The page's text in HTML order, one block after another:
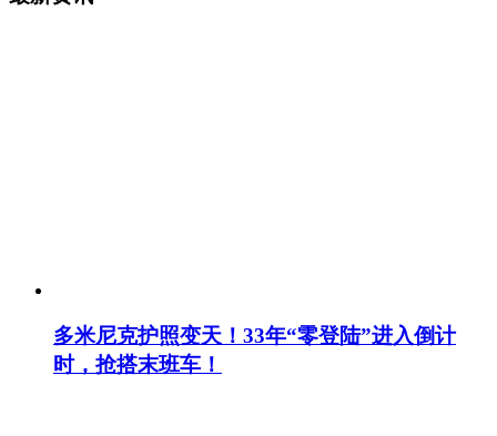
多米尼克护照变天！33年“零登陆”进入倒计
时，抢搭末班车！